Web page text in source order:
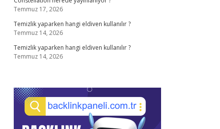
Temmuz 17, 2026
Temizlik yaparken hangi eldiven kullanılır ?
Temmuz 14, 2026
Temizlik yaparken hangi eldiven kullanılır ?
Temmuz 14, 2026